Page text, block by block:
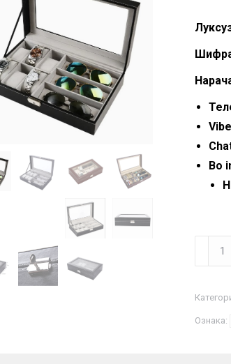
Во
кутија
за
Ознака: